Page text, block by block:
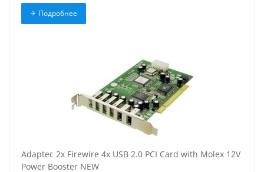
Подробнее
Adaptec 2x Firewire 4x USB 2.0 PCI Card with Molex 12V
Power Booster NEW